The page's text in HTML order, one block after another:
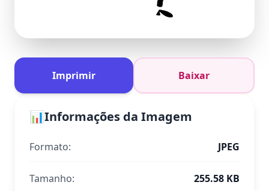
Imprimir Baixar
📊Informações da Imagem
Formato: JPEG
Tamanho: 255.58 KB